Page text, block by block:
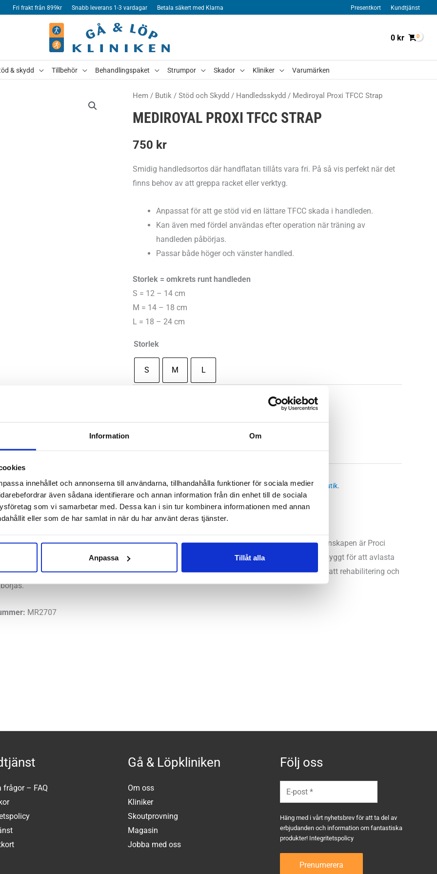
Information Om
innehållet och annonserna till användarna, tillhandahålla funktioner för sociala medier
även sådana identifierare och annan information från din enhet till de sociala
som vi samarbetar med. Dessa kan i sin tur kombinera informationen med annan
eller som de har samlat in när du har använt deras tjänster.
Anpassa Tillåt alla
Fri frakt från 899kr Snabb leverans 1-3 vardagar Betala säkert med Klarna Presentkort Kundtjänst
0 kr
& skydd Tillbehör Behandlingspaket Strumpor Skador Kliniker Varumärken
Hem / Butik / Stöd och Skydd / Handledsskydd / Mediroyal Proxi TFCC Strap
MEDIROYAL PROXI TFCC STRAP
750 kr
Smidig handledsortos där handflatan tillåts vara fri. På så vis perfekt när det
finns behov av att greppa racket eller verktyg.
Anpassat för att ge stöd vid en lättare TFCC skada i handleden.
Kan även med fördel användas efter operation när träning av
handleden påbörjas.
Passar både höger och vänster handled.
Storlek = omkrets runt handleden
S = 12 – 14 cm
M = 14 – 18 cm
L = 18 – 24 cm
Storlek
S M L
Lägg till i varukorg
Saldo weblager. För aktuellt butikssaldo, kontakta din närmsta
butik.
Strap är en oerhört smidig handledsortos där handflatan tillåts vara fri. Med hjälp av den egenskapen är Proci
alternativ när det finns behov av att greppa racket eller verktyg. Det här handledsskyddet är byggt för att avlasta
inte ska göras. Det rekommenderas också att användas efter operation i samband med att rehabilitering och
MR2707
frågor – FAQ
Gå & Löpkliniken
Om oss
Kliniker
Skoutprovning
Magasin
Jobba med oss
Följ oss
Häng med i vårt nyhetsbrev för att ta del av
erbjudanden och information om fantastiska
produkter! Integritetspolicy